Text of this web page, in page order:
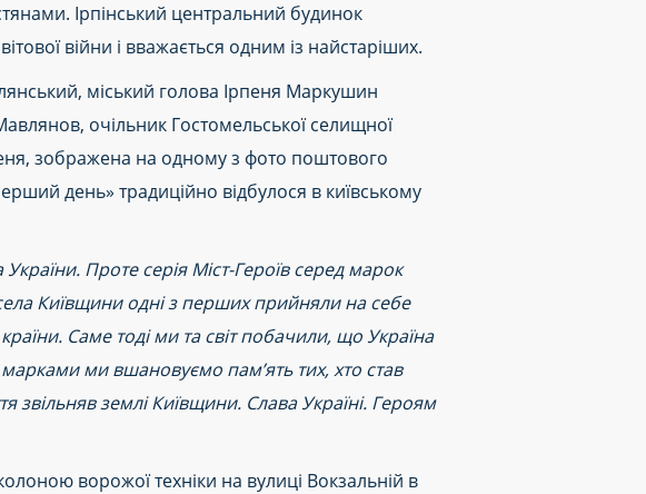
Ірпінський центральний будинок
війни і вважається одним із найстаріших.
міський голова Ірпеня Маркушин
очільник Гостомельської селищної
зображена на одному з фото поштового
день» традиційно відбулося в київському
Проте серія Міст-Героїв серед марок
Київщини одні з перших прийняли на себе
Саме тоді ми та світ побачили, що Україна
ми вшановуємо пам’ять тих, хто став
звільняв землі Київщини. Слава Україні. Героям
ворожої техніки на вулиці Вокзальній в